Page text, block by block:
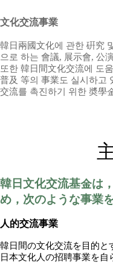
文化交流事業
韓日兩國文化에 관한 硏究
으로 하는 會議, 展示會, 公
또한 韓日間文化交流에 도
普及 等의 事業도 실시하고
交流를 촉진하기 위한 奬學
韓日文化交流基金は
め，次のような事業
人的交流事業
韓日間の文化交流を 目的と
日本文化人の招聘事業を自